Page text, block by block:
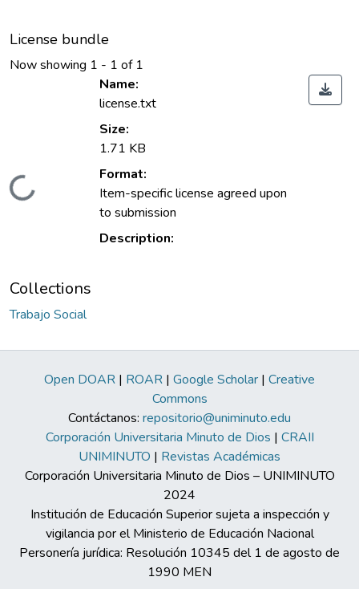
License bundle
Now showing 1 - 1 of 1
Name:
license.txt
Size:
1.71 KB
Format:
Item-specific license agreed upon
to submission
Description:
Collections
Trabajo Social
Open DOAR | ROAR | Google Scholar | Creative
Commons
Contáctanos: repositorio@uniminuto.edu
Corporación Universitaria Minuto de Dios | CRAII
UNIMINUTO | Revistas Académicas
Corporación Universitaria Minuto de Dios – UNIMINUTO
2024
Institución de Educación Superior sujeta a inspección y
vigilancia por el Ministerio de Educación Nacional
Personería jurídica: Resolución 10345 del 1 de agosto de
1990 MEN